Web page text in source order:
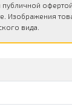
публичной
Изображения
вида.